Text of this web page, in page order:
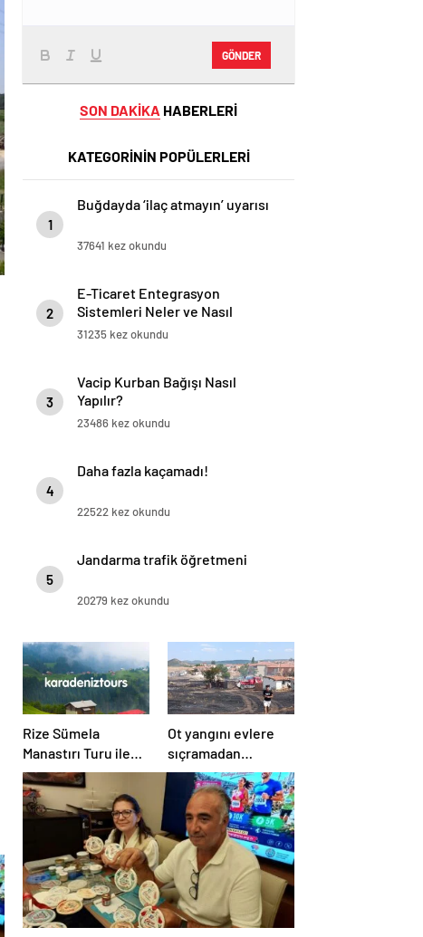
GÖNDER
SON DAKİKA HABERLERİ
KATEGORİNİN POPÜLERLERİ
1
Buğdayda ‘ilaç atmayın’ uyarısı
37641 kez okundu
2
E-Ticaret Entegrasyon
Sistemleri Neler ve Nasıl
Yapılır?
31235 kez okundu
3
Vacip Kurban Bağışı Nasıl
Yapılır?
23486 kez okundu
4
Daha fazla kaçamadı!
22522 kez okundu
5
Jandarma trafik öğretmeni
20279 kez okundu
Rize Sümela
Manastırı Turu ile
Tarih ve Doğayı Bir
Arada Keşfedin
Ot yangını evlere
sıçramadan
söndürüldü!